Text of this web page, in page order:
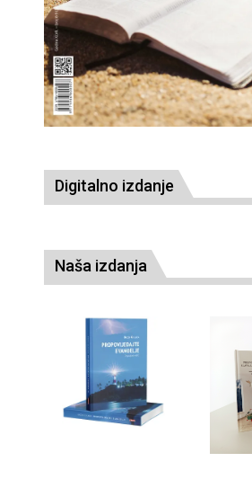
Digitalno izdanje
Naša izdanja